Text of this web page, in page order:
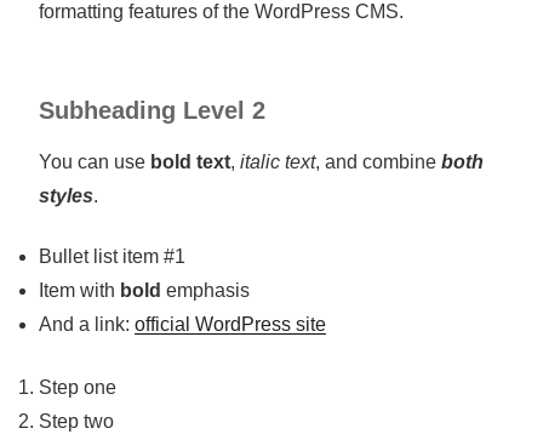
formatting features of the WordPress CMS.
Subheading Level 2
You can use bold text, italic text, and combine both
styles.
Bullet list item #1
Item with bold emphasis
And a link: official WordPress site
Step one
Step two